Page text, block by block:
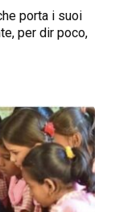
porta i suoi
per dir poco,